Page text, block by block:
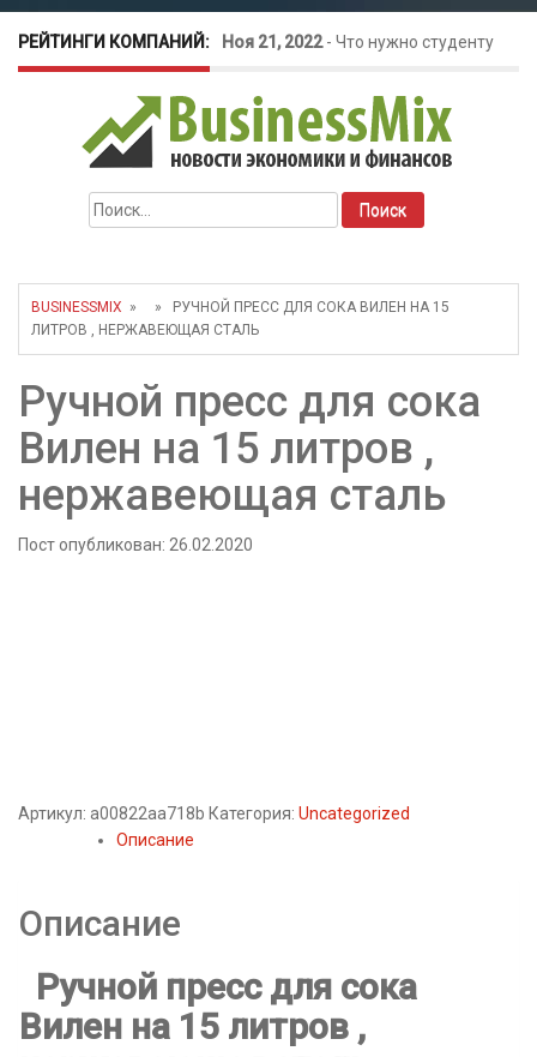
РЕЙТИНГИ КОМПАНИЙ: Ноя 21, 2022- Что нужно студенту
для открытия бизнеса?
Окт 26, 2022-Телефония для
amoCRM: лучшие инструменты для
бизнеса
как защитить свой бизнес?
Найти:
BUSINESSMIX » » РУЧНОЙ ПРЕСС ДЛЯ СОКА ВИЛЕН НА 15
ЛИТРОВ , НЕРЖАВЕЮЩАЯ СТАЛЬ
Ручной пресс для сока
Вилен на 15 литров ,
нержавеющая сталь
Пост опубликован: 26.02.2020
Артикул: a00822aa718b Категория: Uncategorized
Описание
Описание
Ручной пресс для сока
Вилен на 15 литров ,